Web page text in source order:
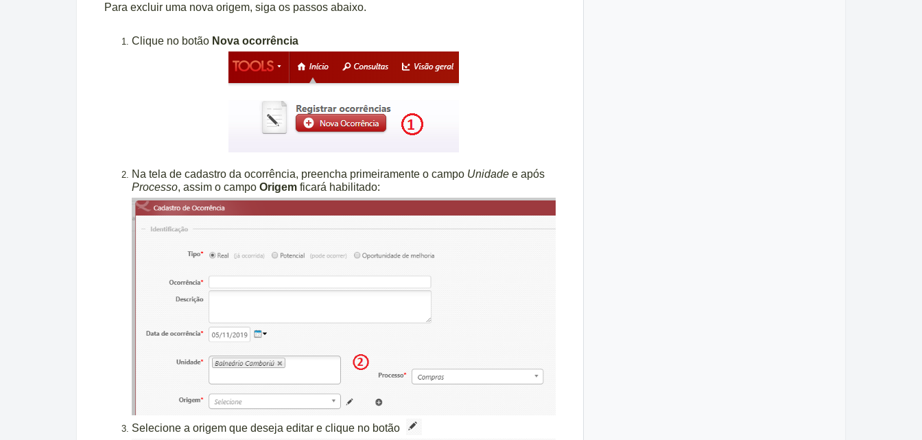
Para excluir uma nova origem, siga os passos abaixo.
Clique no botão Nova ocorrência
Na tela de cadastro da ocorrência, preencha primeiramente o campo Unidade e após
Processo, assim o campo Origem ficará habilitado:
Selecione a origem que deseja editar e clique no botão